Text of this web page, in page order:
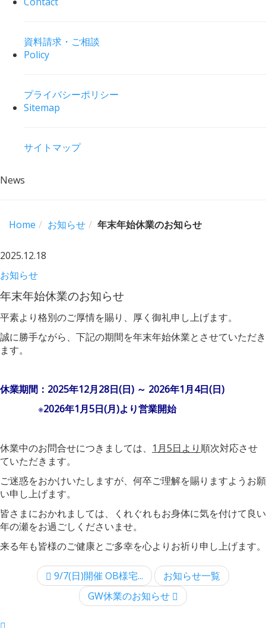
資料請求・ご相談
Policy
プライバシーポリシー
Sitemap
サイトマップ
News
Home お知らせ 年末年始休業のお知らせ
2025.12.18
お知らせ
年末年始休業のお知らせ
平素より格別のご厚情を賜り、厚く御礼申し上げます。
誠に勝手ながら、下記の期間を年末年始休業とさせていただき
ます。
休業期間：2025年12月28日(日) ～ 2026年1月4日(日)
※2026年1月5日(月)より営業開始
休業中のお問合せにつきましては、 1月5日より 順次対応させ
ていただきます。
ご迷惑をおかけいたしますが、何卒ご理解を賜りますようお願
い申し上げます。
皆さまにおかれましては、くれぐれもお身体に気を付けて良い
年の瀬をお過ごしくださいませ。
来る年も皆様のご健康とご多幸を心よりお祈り申し上げます。
9/7(日)開催 OB様宅...
お知らせ一覧
GW休業のお知らせ